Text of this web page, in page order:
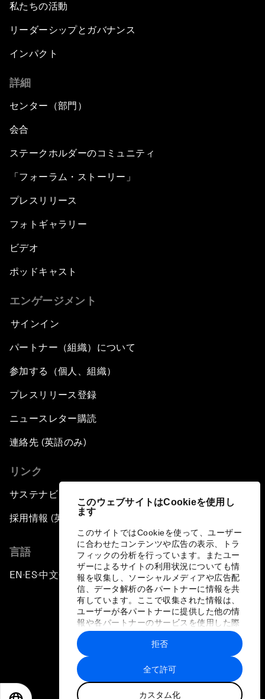
このウェブサイトはCookieを使用し
ます
このサイトではCookieを使って、ユーザー
に合わせたコンテンツや広告の表示、トラ
フィックの分析を行っています。またユー
ザーによるサイトの利用状況についても情
報を収集し、ソーシャルメディアや広告配
信、データ解析の各パートナーに情報を共
有しています。ここで収集された情報は、
ユーザーが各パートナーに提供した他の情
報や各パートナーのサービスを使用した際
に収集された情報と組み合わされ、各パー
トナーによって使用されることがありま
す。
全て許可
カスタム化
拒否
私たちの活動
リーダーシップとガバナンス
インパクト
詳細
センター（部門）
会合
ステークホルダーのコミュニティ
「フォーラム・ストーリー」
プレスリリース
フォトギャラリー
ビデオ
ポッドキャスト
エンゲージメント
サインイン
パートナー（組織）について
参加する（個人、組織）
プレスリリース登録
ニュースレター購読
連絡先 (英語のみ)
リンク
サステナビリティへの取り組み
採用情報 (英語のみ)
言語
EN ▪ES▪中文▪ 日本語
プライバシーポリシーと利用規約
サイトマップ